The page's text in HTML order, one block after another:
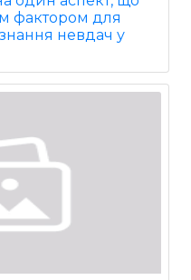
фактором для
невдач у